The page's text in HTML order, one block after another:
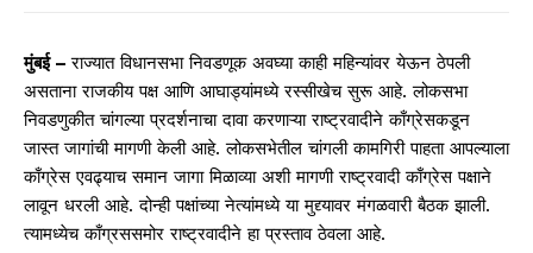
मुंबई –राज्यात विधानसभा निवडणूक अवघ्या काही महिन्यांवर येऊन ठेपली
असताना राजकीय पक्ष आणि आघाड्यांमध्ये रस्सीखेच सुरू आहे. लोकसभा
निवडणुकीत चांगल्या प्रदर्शनाचा दावा करणाऱ्या राष्ट्रवादीने काँग्रेसकडून
जास्त जागांची मागणी केली आहे. लोकसभेतील चांगली कामगिरी पाहता आपल्याला
काँग्रेस एवढ्याच समान जागा मिळाव्या अशी मागणी राष्ट्रवादी काँग्रेस पक्षाने
लावून धरली आहे. दोन्ही पक्षांच्या नेत्यांमध्ये या मुद्द्यावर मंगळवारी बैठक झाली.
त्यामध्येच काँग्रससमोर राष्ट्रवादीने हा प्रस्ताव ठेवला आहे.